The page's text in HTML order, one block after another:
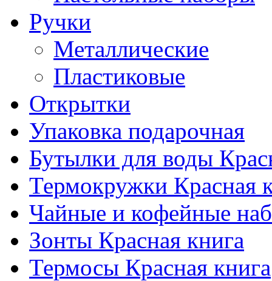
Ручки
Металлические
Пластиковые
Открытки
Упаковка подарочная
Бутылки для воды
Термокружки Красная
Чайные и кофейные
Зонты Красная книга
Термосы Красная книга